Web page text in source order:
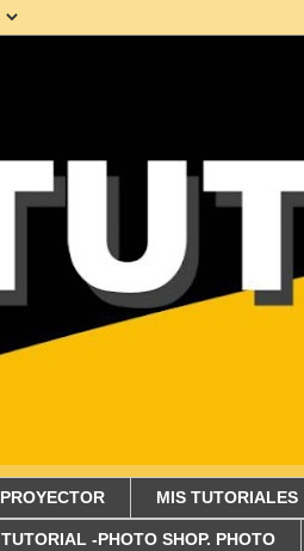
PROYECTOR MIS TUTORIALES
TUTORIAL -PHOTO SHOP. PHOTO